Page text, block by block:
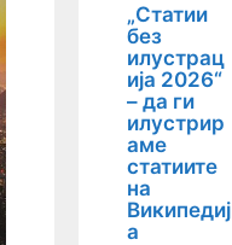
„Статии
без
илустрац
ија 2026“
– да ги
илустрир
аме
статиите
на
Википедиј
а